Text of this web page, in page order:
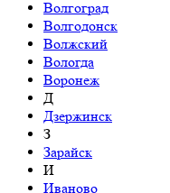
Волгоград
Волгодонск
Волжский
Вологда
Воронеж
Д
Дзержинск
З
Зарайск
И
Иваново